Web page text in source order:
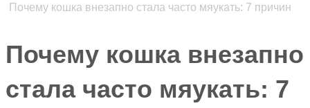
Почему кошка внезапно стала часто мяукать: 7 причин
Почему кошка внезапно
стала часто мяукать: 7